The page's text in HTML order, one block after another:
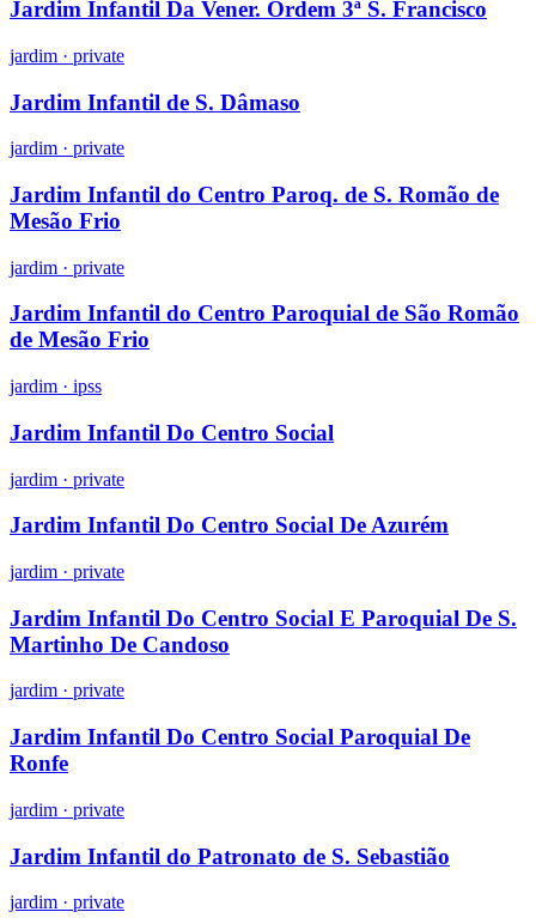
Jardim Infantil Da Vener. Ordem 3ª S. Francisco
jardim · private
Jardim Infantil de S. Dâmaso
jardim · private
Jardim Infantil do Centro Paroq. de S. Romão de
Mesão Frio
jardim · private
Jardim Infantil do Centro Paroquial de São Romão
de Mesão Frio
jardim · ipss
Jardim Infantil Do Centro Social
jardim · private
Jardim Infantil Do Centro Social De Azurém
jardim · private
Jardim Infantil Do Centro Social E Paroquial De S.
Martinho De Candoso
jardim · private
Jardim Infantil Do Centro Social Paroquial De
Ronfe
jardim · private
Jardim Infantil do Patronato de S. Sebastião
jardim · private